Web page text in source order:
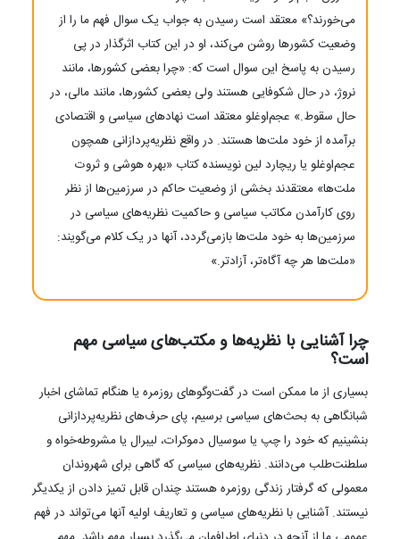
می‌خورند؟» معتقد است رسیدن به جواب یک سوال فهم ما را از
وضعیت کشورها روشن می‌کند، او در این کتاب اثرگذار در پی
رسیدن به پاسخ این سوال است که: «چرا بعضی کشورها، مانند
نروژ، در حال شکوفایی هستند ولی بعضی کشورها، مانند مالی، در
حال سقوط.» عجم‌اوغلو معتقد است نهادهای سیاسی و اقتصادی
برآمده از خود ملت‌ها هستند. در واقع نظریه‌پردازانی همچون
عجم‌اوغلو یا ریچارد لین نویسنده کتاب «بهره هوشی و ثروت
ملت‌ها» معتقدند بخشی از وضعیت حاکم در سرزمین‌ها از نظر
روی کارآمدن مکاتب سیاسی و حاکمیت‌ نظریه‌های سیاسی در
سرزمین‌ها به خود ملت‌ها بازمی‌گردد، آنها در یک کلام می‌گویند:
«ملت‌ها هر چه آگاه‌تر، آزادتر.»
چرا آشنایی با نظریه‌ها و مکتب‌های سیاسی مهم
است؟
بسیاری از ما ممکن است در گفت‌وگوهای روزمره یا هنگام تماشای اخبار
شبانگاهی به بحث‌های سیاسی برسیم، پای حرف‌های نظریه‌پردازانی
بنشینیم که خود را چپ یا سوسیال دموکرات، لیبرال یا مشروطه‌خواه و
سلطنت‌طلب می‌دانند. نظریه‌های سیاسی که گاهی برای شهروندان
معمولی که گرفتار زندگی روزمره هستند چندان قابل‌ تمیز دادن از یکدیگر
نیستند. آشنایی با نظریه‌های سیاسی و تعاریف اولیه آنها می‌تواند در فهم